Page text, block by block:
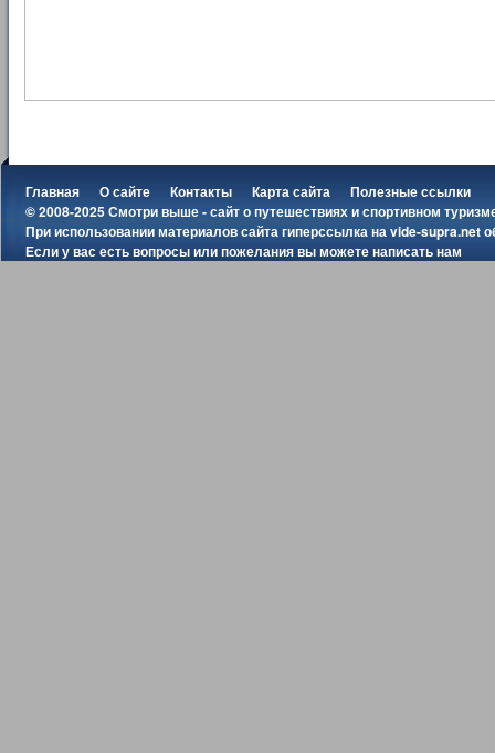
Главная О сайте Контакты Карта сайта
Полезные ссылки
© 2008-2025 Смотри выше - сайт о путешествиях и спортивном
При использовании материалов сайта гиперссылка наvide-supra.net
Если у вас есть вопросы или пожелания вы можетенаписать нам